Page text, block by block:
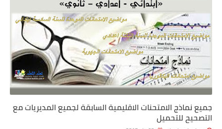
جميع نماذج الامتحنات الاقليمية السابقة لجميع المديريات مع
التصحيح للتحميل